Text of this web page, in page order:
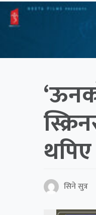
थपिए
सिने सुत्र